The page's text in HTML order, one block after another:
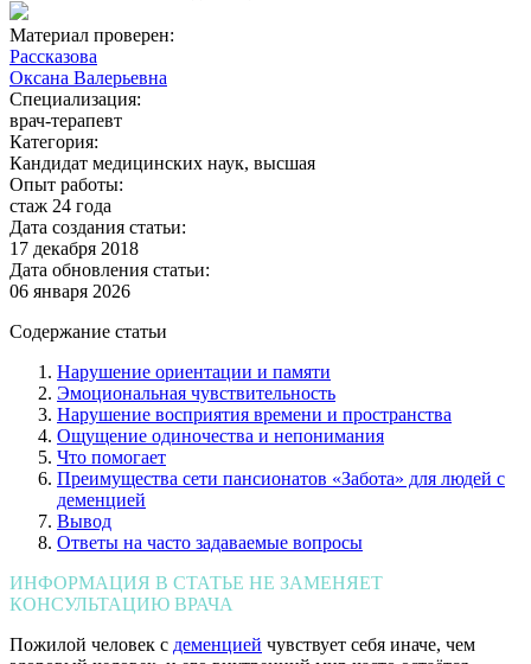
Материал проверен:
Рассказова
Оксана Валерьевна
Специализация:
врач-терапевт
Категория:
Кандидат медицинских наук, высшая
Опыт работы:
стаж 24 года
Дата создания статьи:
17 декабря 2018
Дата обновления статьи:
06 января 2026
Содержание статьи
Нарушение ориентации и памяти
Эмоциональная чувствительность
Нарушение восприятия времени и пространства
Ощущение одиночества и непонимания
Что помогает
Преимущества сети пансионатов «Забота» для людей с
деменцией
Вывод
Ответы на часто задаваемые вопросы
ИНФОРМАЦИЯ В СТАТЬЕ НЕ ЗАМЕНЯЕТ
КОНСУЛЬТАЦИЮ ВРАЧА
Пожилой человек с деменцией чувствует себя иначе, чем